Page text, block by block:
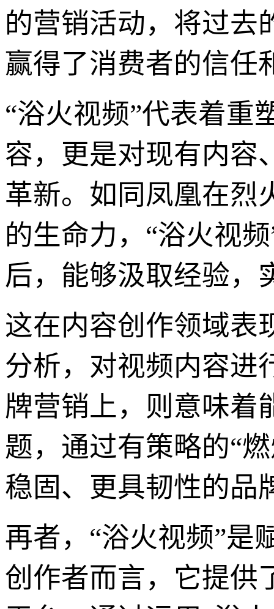
的营销活动，将过去
赢得了消费者的信任
“浴火视频”代表着重
容，更是对现有内容
革新。如同凤凰在烈
的生命力，“浴火视
后，能够汲取经验，
这在内容创作领域表
分析，对视频内容进
牌营销上，则意味着
题，通过有策略的“
稳固、更具韧性的品
再者，“浴火视频”是
创作者而言，它提供